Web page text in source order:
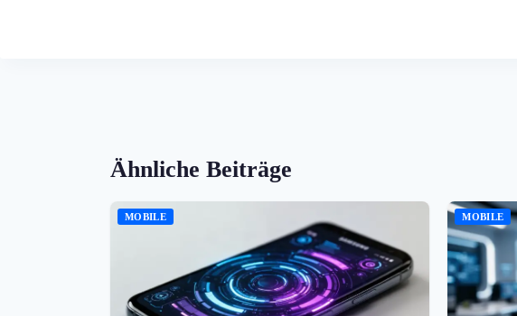
Ähnliche Beiträge
MOBILE MOBILE